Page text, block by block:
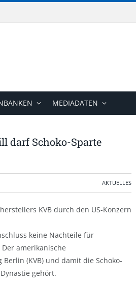
MEDIADATEN
darf Schoko-Sparte
AKTUELLES
KVB durch den US-Konzern
keine Nachteile für
amerikanische
(KVB) und damit die Schoko-
gehört.